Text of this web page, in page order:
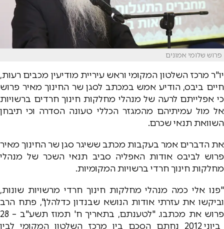
פרוש שלומי אמונים
יו"ר מרכז השלטון המקומי וראש עיריית מודיעין מכבים רעות,
חיים ביבס, הודיע אמש במכתב לסגן שר החינוך מאיר פרוש
כי אפלייתם לרעה של מנהלי מחלקות חינוך חרדים ברשויות
אל מול עמיתיהם מהמגזר הכללי טעונה הסדרה וכי תיבחן
השוואת תנאי שכרם.
את הדברים אמר בעקבות מכתב ששיגר סגן שר החינוך מאיר
פרוש לביבס אודות האפליה סביב תנאי השכר של מנהלי
מחלקות חינוך חרדי ברשויות המקומיות.
"פנו אלי כמה מנהלי מחלקות חינוך חרדי מרשויות שונות,
וביקשו את עזרתי אודות הנושא שבנדון כדלהלן", פתח הרב
פרוש את מכתבו. "לטענתם, בתאריך ח' תמוז תשע"ב – 28
ביוני 2012 נחתם הסכם בין מרכז השלטון המקומי לבין